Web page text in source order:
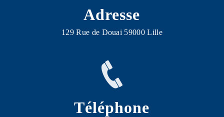
Adresse
129 Rue de Douai 59000 Lille
Téléphone